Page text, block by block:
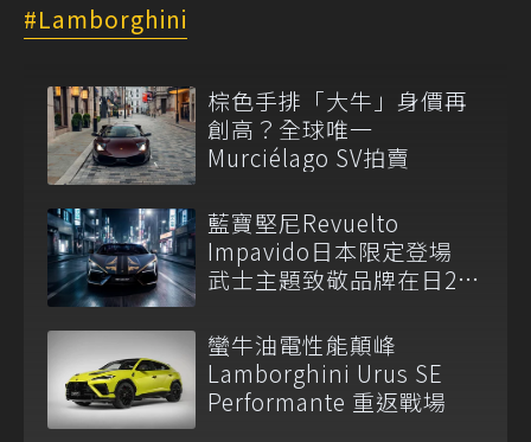
Lamborghini
棕色手排「大牛」身價再
創高？全球唯一
Murciélago SV拍賣
藍寶堅尼Revuelto
Impavido日本限定登場
武士主題致敬品牌在日25
蠻牛油電性能顛峰
Lamborghini Urus SE
Performante 重返戰場